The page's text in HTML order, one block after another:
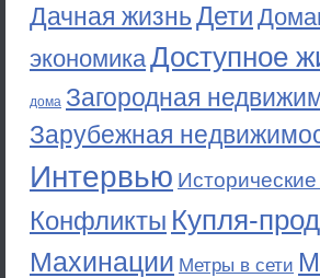
Дачная жизньДети
экономикаДоступное
дома Загородная
Зарубежная
Интервью Исторические
Конфликты Купля-
Махинации Метры в сети